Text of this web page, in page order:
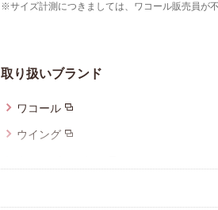
※サイズ計測につきましては、ワコール販売員が
取り扱いブランド
ワコール
ウイング